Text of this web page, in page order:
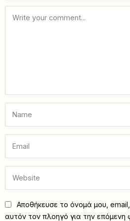
Αποθήκευσε το όνομά μου,
αυτόν τον πλοηγό για την